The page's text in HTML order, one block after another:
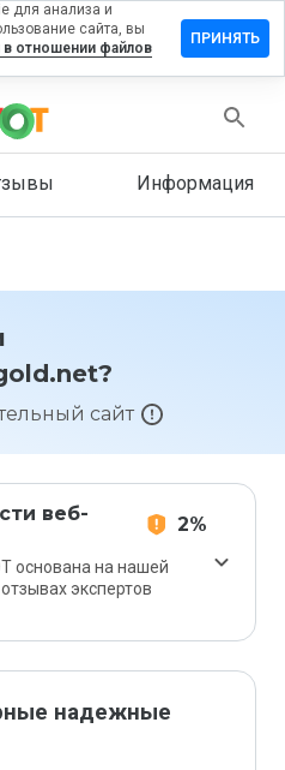
Информация
сайт
веб-
2%
основана на нашей
экспертов
надежные
для анализа и
сайта, вы
в отношении файлов
ПРИНЯТЬ